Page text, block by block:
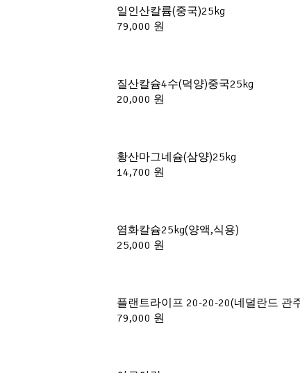
일인산칼륨(중국)25kg
79,000 원
질산칼슘4수(덕양)중국25kg
20,000 원
황산마그네슘(삼양)25kg
14,700 원
염화칼슘25kg(양액,식용)
25,000 원
플랜트라이프 20-20-20(네덜란드 관
79,000 원